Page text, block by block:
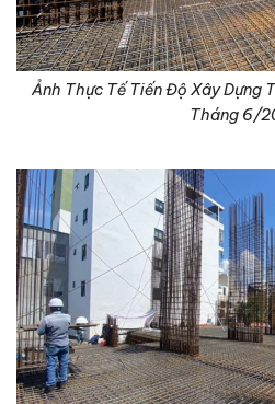
Ảnh Thực Tế Tiến Độ Xây Dựng
Tháng 6/